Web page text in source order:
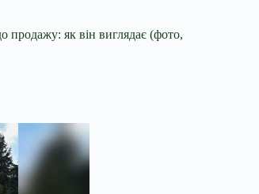
продажу: як він виглядає (фото,